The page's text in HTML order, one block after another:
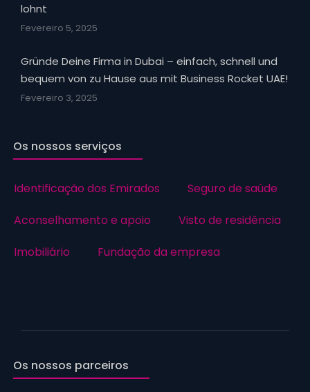
lohnt
Fevereiro 5, 2025
Gründe Deine Firma in Dubai – einfach, schnell und
bequem von zu Hause aus mit Business Rocket UAE!
Fevereiro 3, 2025
Os nossos serviços
Identificação dos Emirados
Seguro de saúde
Aconselhamento e apoio
Visto de residência
Imobiliário
Fundação da empresa
Os nossos parceiros